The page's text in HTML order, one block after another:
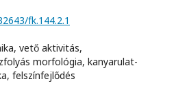
fk.144.2.1
vető aktivitás,
morfológia, kanyarulat-
felszínfejlődés